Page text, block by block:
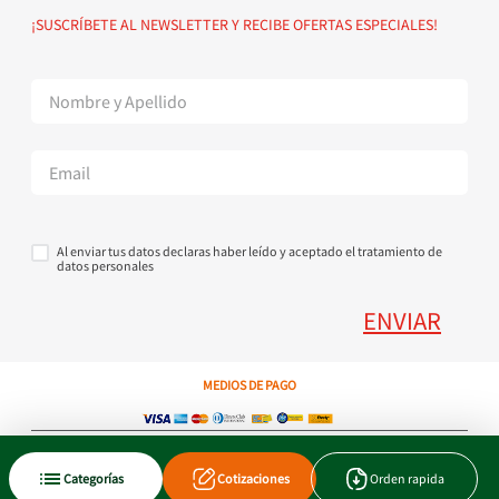
Categorías Cotizaciones Orden rapida
Suscribete al Newsletter
Superintendencia de Industria y Comercio
¡SUSCRÍBETE AL NEWSLETTER Y RECIBE OFERTAS ESPECIALES!
Al enviar tus datos declaras haber leído y aceptado el tratamiento de
datos personales
ENVIAR
MEDIOS DE PAGO
Copyright © 2023 JEN SA. Derechos Reservados. Util.com.co.